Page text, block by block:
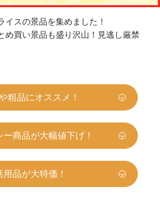
スの景品を集めました！
め買い景品も盛り沢山！見逃し厳禁
粗品にオススメ！
ー商品が大幅値下げ！
用品が大特価！